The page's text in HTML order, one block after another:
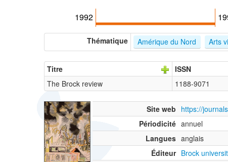
1992
Thématique Amérique du Nord Arts
Titre ISSN
The Brock review
1188-9071
Site web https://
Périodicité annuel
Langues anglais
Éditeur Brock